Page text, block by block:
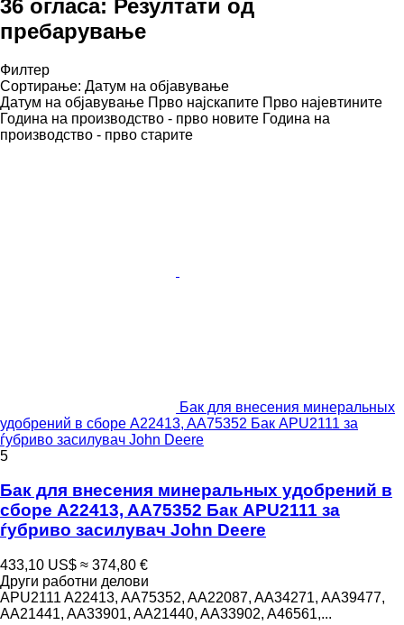
36 огласа: Резултати од
пребарување
Филтер
Сортирање: Датум на објавување
Датум на објавување Прво најскапите Прво најевтините
Година на производство - прво новите Година на
производство - прво старите
Бак для внесения минеральных
удобрений в сборе A22413, AA75352 Бак APU2111 за
ѓубриво засилувач John Deere
5
Бак для внесения минеральных удобрений в
сборе A22413, AA75352 Бак APU2111 за
ѓубриво засилувач John Deere
433,10 US$ ≈ 374,80 €
Други работни делови
APU2111 A22413, AA75352, AA22087, AA34271, AA39477,
AA21441, AA33901, AA21440, AA33902, A46561,...